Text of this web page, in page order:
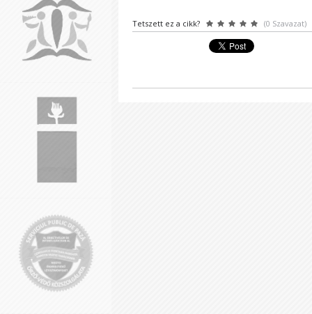
Tetszett ez a cikk? (0 Szavazat)